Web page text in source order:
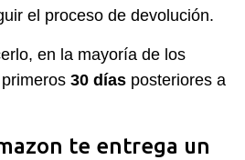
el proceso de devolución.
en la mayoría de los
30 días posteriores a
te entrega un